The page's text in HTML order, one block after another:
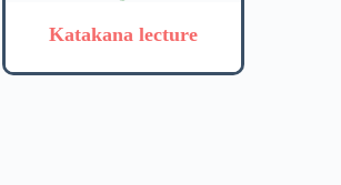
Katakana lecture